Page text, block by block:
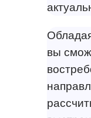
вы